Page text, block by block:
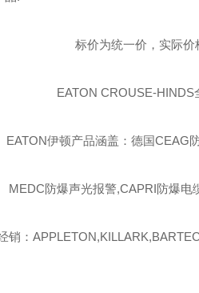
标价为统一价，实际
EATON CROUSE-HINDS
EATON伊顿产品涵盖：德国CEAG
MEDC防爆声光报警,CAPRI防爆
销：